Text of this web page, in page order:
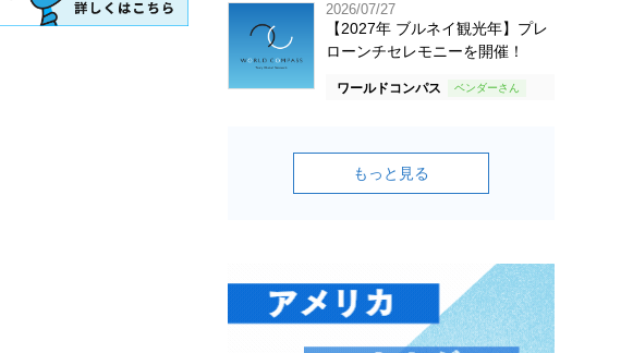
2026/07/27
【2027年 ブルネイ観光年】プレ
ローンチセレモニーを開催！
ワールドコンパス
もっと見る